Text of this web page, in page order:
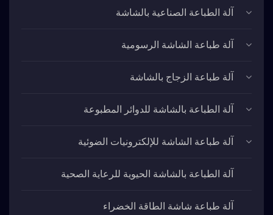
آلة الطباعة الصناعية بالشاشة
آلة طباعة الشاشة الرسومية
آلة طباعة الزجاج بالشاشة
آلة الطباعة بالشاشة للدوائر المطبوعة
آلة طباعة الشاشة للإلكترونيات الضوئية
آلة الطباعة بالشاشة الحيوية للرعاية الصحية
آلة طباعة شاشة الطاقة الخضراء